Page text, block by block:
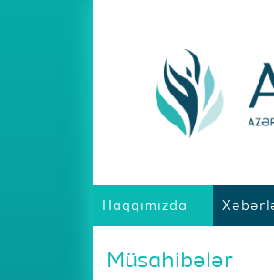
Haqqımızda
Müsahibələr